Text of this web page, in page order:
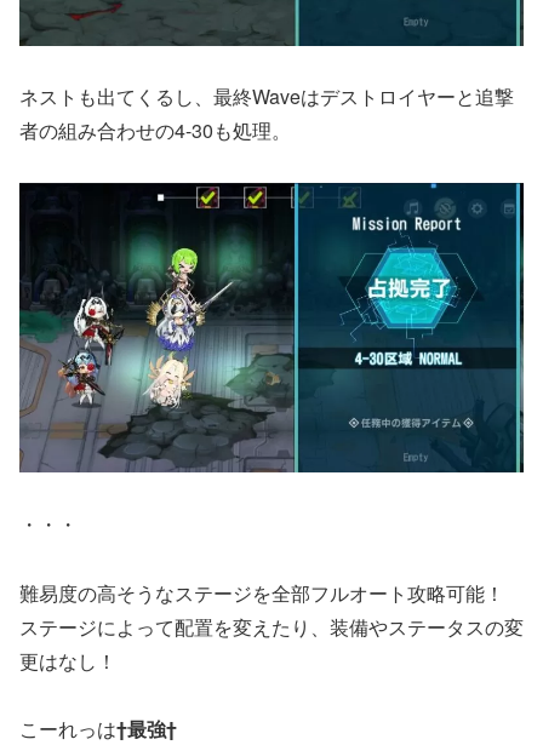
ネストも出てくるし、最終Waveはデストロイヤーと追撃
者の組み合わせの4-30も処理。
・・・
難易度の高そうなステージを全部フルオート攻略可能！
ステージによって配置を変えたり、装備やステータスの変
更はなし！
こーれっは†最強†